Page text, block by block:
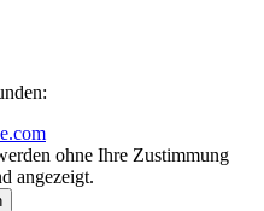
ohne Ihre Zustimmung
angezeigt.